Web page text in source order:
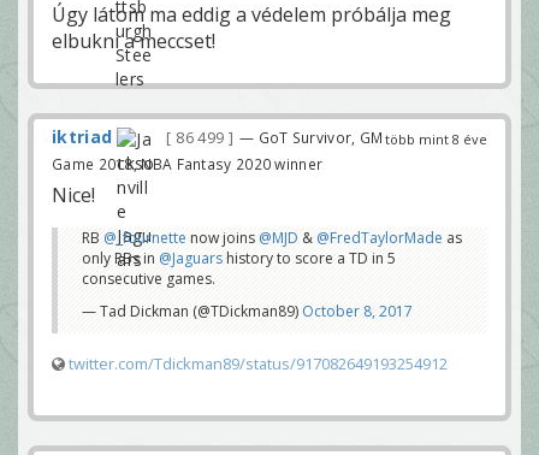
Úgy látom ma eddig a védelem próbálja meg
elbukni a meccset!
több mint 8 éve
iktriad 86 499
— GoT Survivor, GM
Game 2018, NBA Fantasy 2020 winner
Nice!
RB @_fournette now joins@MJD &@FredTaylorMade as
only RBs in @Jaguarshistory to score a TD in 5
consecutive games.
— Tad Dickman (@TDickman89)October 8, 2017
twitter.com/Tdickman89/status/917082649193254912